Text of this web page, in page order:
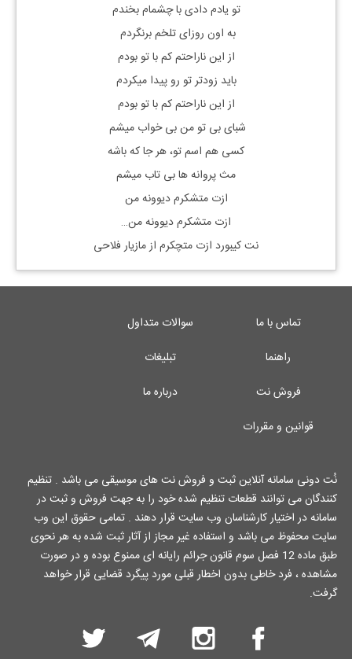
تو یادم دادی با چشمام بخندم
به اون روزای تلخم برنگردم
از این ناراحتم کم با تو بودم
باید زودتر تو رو پیدا میکردم
از این ناراحتم کم با تو بودم
شبای بی تو من بی خواب میشم
کسی هم اسم تو، هر جا که باشه
مث پروانه ها بی تاب میشم
ازت متشکرم دیوونه من
ازت متشکرم دیوونه من…
نت کیبورد ازت متچکرم از مازیار فلاحی
تماس با ما
سوالات متداول
راهنما
تبلیغات
فروش نت
درباره ما
قوانین و مقررات
نُت دونی سامانه آنلاین ثبت و فروش نت های موسیقی می باشد . تنظیم
کنندگان می توانند قطعات تنظیم شده خود را به جهت فروش و ثبت در
سامانه در اختیار کارشناسان وب سایت قرار دهند . تمامی حقوق این وب
سایت محفوظ می باشد و استفاده غیر مجاز از آثار ثبت شده به هر نحوی
طبق ماده 12 فصل سوم قانون جرائم رایانه ای ممنوع بوده و در صورت
مشاهده ، فرد خاطی بدون اخطار قبلی مورد پیگرد قضایی قرار خواهد
گرفت.